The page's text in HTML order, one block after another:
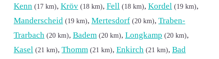
Kenn (17 km), Kröv (18 km), Fell (18 km), Kordel (19 km),
Manderscheid (19 km), Mertesdorf (20 km), Traben-
Trarbach (20 km), Badem (20 km), Longkamp (20 km),
Kasel (21 km), Thomm (21 km), Enkirch (21 km), Bad